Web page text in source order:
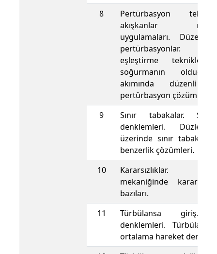
8
Pertürbasyon
akışkanlar
uygulamaları.
pertürbasyonlar.
eşleştirme teknikleri.
soğurmanın olduğu
akımında düzenli
pertürbasyon
9
Sınır tabakalar.
denklemleri. Düzlem
üzerinde sınır tabaka
benzerlik çözümleri.
10
Kararsızlıklar.
mekaniğinde kararsı
bazıları.
11
Türbülansa giriş.
denklemleri. Türbülanslı
ortalama hareket